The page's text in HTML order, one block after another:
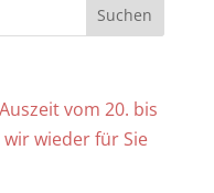
vom 20. bis
wir wieder für Sie